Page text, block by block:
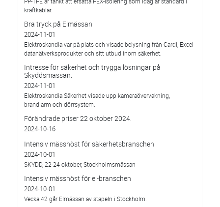
kraftkablar.
Bra tryck på Elmässan
2024-11-01
Elektroskandia var på plats och visade belysning från Cardi, Excel
datanätverksprodukter och sitt utbud inom säkerhet.
Intresse för säkerhet och trygga lösningar på
Skyddsmässan.
2024-11-01
Elektroskandia Säkerhet visade upp kameraövervakning,
brandlarm och dörrsystem.
Förändrade priser 22 oktober 2024.
2024-10-16
Intensiv mässhöst för säkerhetsbranschen
2024-10-01
SKYDD, 22-24 oktober, Stockholmsmässan
Intensiv mässhöst för el-branschen
2024-10-01
Vecka 42 går Elmässan av stapeln i Stockholm.